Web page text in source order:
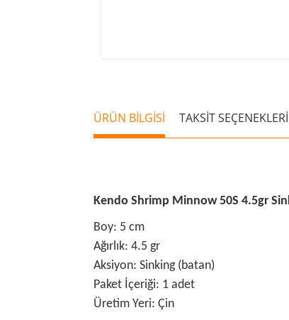
ÜRÜN BİLGİSİ TAKSİT SEÇENEKLERİ
Kendo Shrimp Minnow 50S 4.5gr
Boy: 5 cm
Ağırlık: 4.5 gr
Aksiyon: Sinking (batan)
Paket İçeriği: 1 adet
Üretim Yeri: Çin